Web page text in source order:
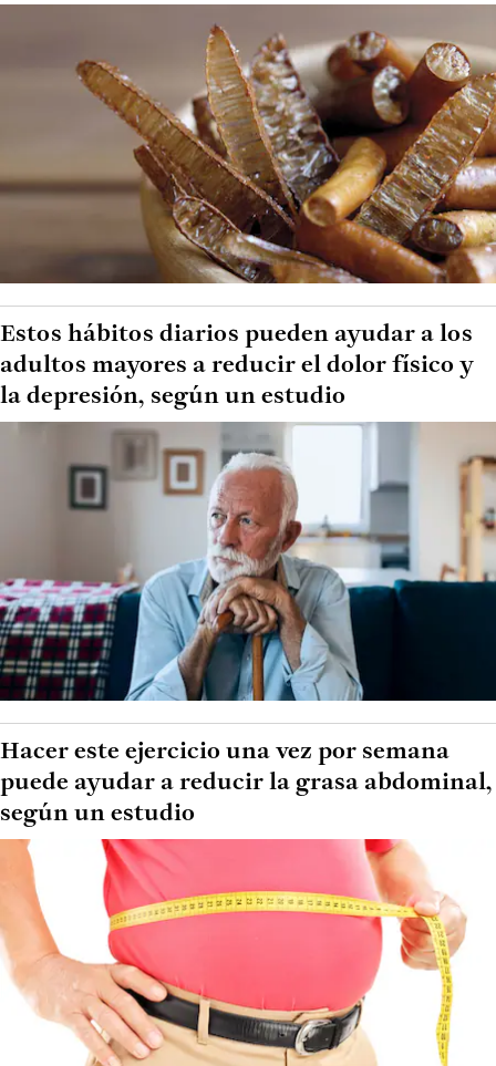
Estos hábitos diarios pueden ayudar a los
adultos mayores a reducir el dolor físico y
la depresión, según un estudio
Hacer este ejercicio una vez por semana
puede ayudar a reducir la grasa abdominal,
según un estudio